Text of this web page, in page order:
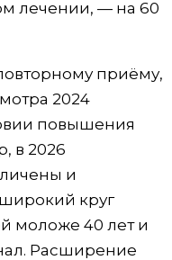
лечении, — на 60
приёму,
2024
повышения
в 2026
и
круг
моложе 40 лет и
Расширение